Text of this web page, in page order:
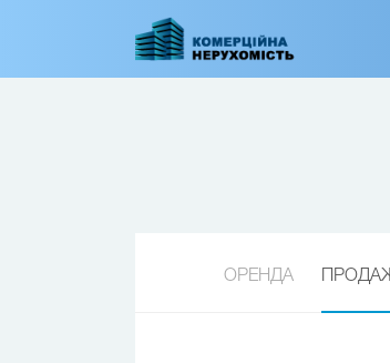
ОРЕНДА